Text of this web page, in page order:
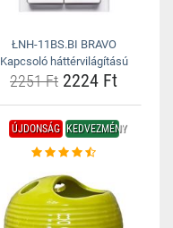
ŁNH-11BS.BI BRAVO
Kapcsoló háttérvilágítású
2251 Ft 2224 Ft
ÚJDONSÁG KEDVEZMÉNY